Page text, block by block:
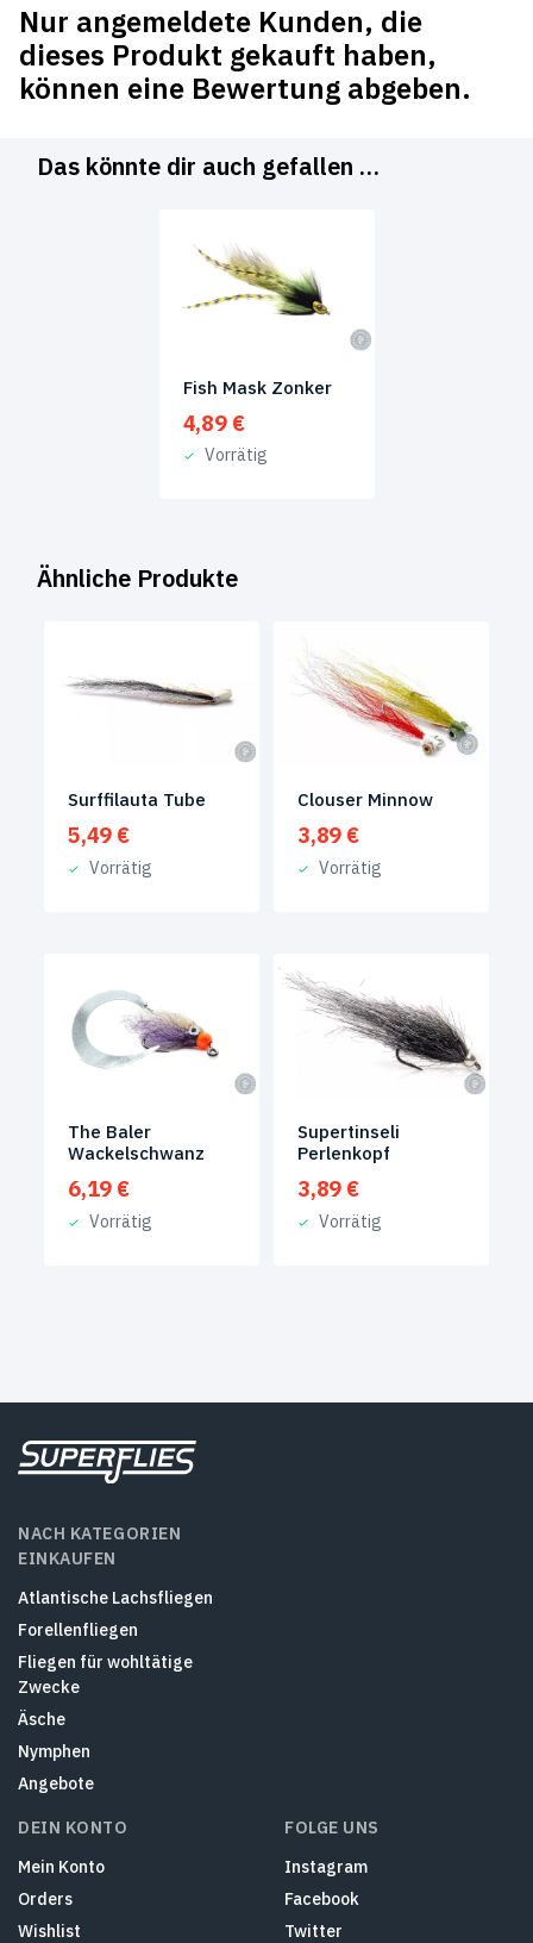
Nur angemeldete Kunden, die
dieses Produkt gekauft haben,
können eine Bewertung abgeben.
Das könnte dir auch gefallen …
Fish Mask Zonker
4,89 €
Vorrätig
Ähnliche Produkte
Surffilauta Tube
5,49 €
Vorrätig
Clouser Minnow
3,89 €
Vorrätig
The Baler
Wackelschwanz
6,19 €
Vorrätig
Supertinseli
Perlenkopf
3,89 €
Vorrätig
NACH KATEGORIEN
EINKAUFEN
Atlantische Lachsfliegen
Forellenfliegen
Fliegen für wohltätige
Zwecke
Äsche
Nymphen
Angebote
DEIN KONTO
Mein Konto
Orders
Wishlist
FOLGE UNS
Instagram
Facebook
Twitter